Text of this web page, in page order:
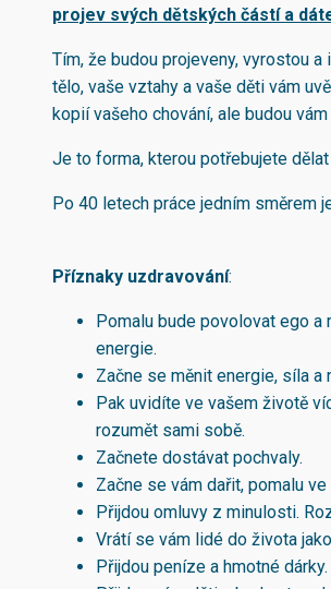
projev svých dětských částí a
Tím, že budou projeveny, vyrostou
tělo, vaše vztahy a vaše děti vám
kopií vašeho chování, ale budou
Je to forma, kterou potřebujete
Po 40 letech práce jedním směrem
Příznaky uzdravování:
Pomalu bude povolovat ego
energie.
Začne se měnit energie, síla a
Pak uvidíte ve vašem životě
rozumět sami sobě.
Začnete dostávat pochvaly.
Začne se vám dařit, pomalu
Přijdou omluvy z minulosti.
Vrátí se vám lidé do života
Přijdou peníze a hmotné dárky.